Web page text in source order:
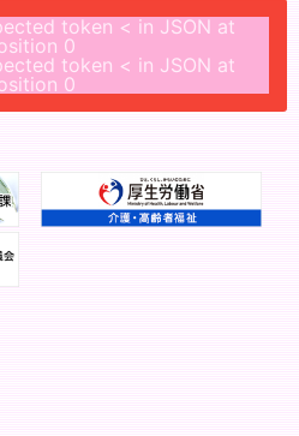
token < in JSON at
0
token < in JSON at
0